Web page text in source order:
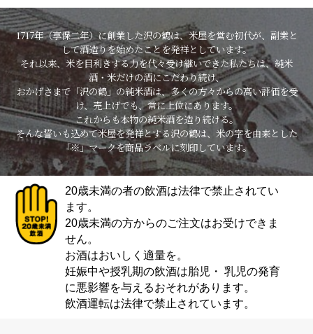
1717年（享保二年）に創業した沢の鶴は、米屋を営む初代が、副業と
して酒造りを始めたことを発祥としています。
それ以来、米を目利きする力を代々受け継いできた私たちは、純米
酒・米だけの酒にこだわり続け、
おかげさまで「沢の鶴」の純米酒は、多くの方々からの高い評価を受
け、売上げでも、常に上位にあります。
これからも本物の純米酒を造り続ける。
そんな誓いも込めて米屋を発祥とする沢の鶴は、米の字を由来とした
「※」マークを商品ラベルに刻印しています。
20歳未満の者の飲酒は法律で禁止されてい
ます。
20歳未満の方からのご注文はお受けできま
せん。
お酒はおいしく適量を。
妊娠中や授乳期の飲酒は胎児・ 乳児の発育
に悪影響を与えるおそれがあります。
飲酒運転は法律で禁止されています。